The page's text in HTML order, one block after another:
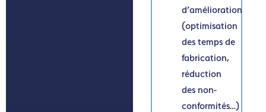
d’amélioration
(optimisation
des temps de
fabrication,
réduction
des non-
conformités…)